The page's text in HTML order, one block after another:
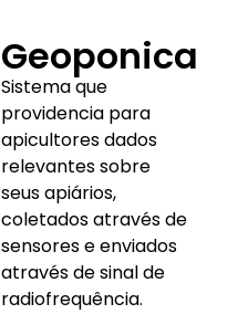
Geoponica
Sistema que
providencia para
apicultores dados
relevantes sobre
seus apiários,
coletados através de
sensores e enviados
através de sinal de
radiofrequência.